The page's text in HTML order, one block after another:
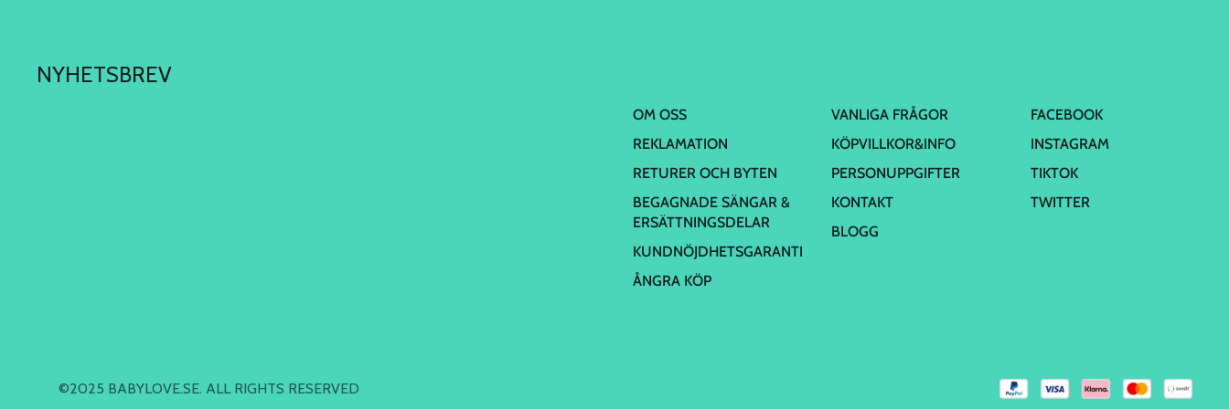
NYHETSBREV
OM OSS
REKLAMATION
RETURER OCH BYTEN
BEGAGNADE SÄNGAR &
ERSÄTTNINGSDELAR
KUNDNÖJDHETSGARANTI
ÅNGRA KÖP
VANLIGA FRÅGOR
KÖPVILLKOR&INFO
PERSONUPPGIFTER
KONTAKT
BLOGG
FACEBOOK
INSTAGRAM
TIKTOK
TWITTER
©2025 BABYLOVE.SE. ALL RIGHTS RESERVED